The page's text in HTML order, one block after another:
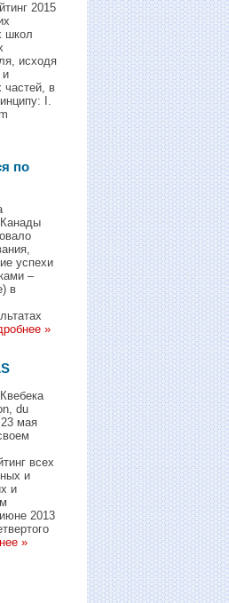
2015
школ
исходя
и
частей, в
I.
по
Канады
успехи
–
в
»
du
мая
всех
и
и
2013
»